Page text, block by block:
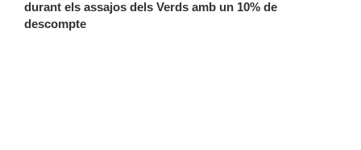
durant els assajos dels Verds amb un 10% de
descompte